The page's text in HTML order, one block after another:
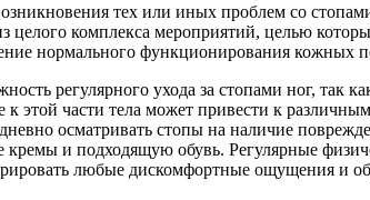
тех или иных проблем со
целого комплекса мероприятий, целью
нормального функционирования кожных
регулярного ухода за стопами ног,
к этой части тела может привести к
осматривать стопы на наличие
и подходящую обувь. Регулярные
любые дискомфортные ощущения и